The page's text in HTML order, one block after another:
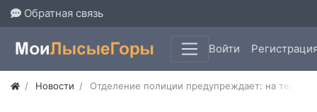
Обратная связь
Войти
Новости Отделение полиции предупреждает: на